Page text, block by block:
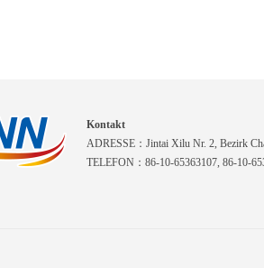
Kontakt
ADRESSE：Jintai Xilu Nr. 2, Bezirk
TELEFON：86-10-65363107, 86-10-